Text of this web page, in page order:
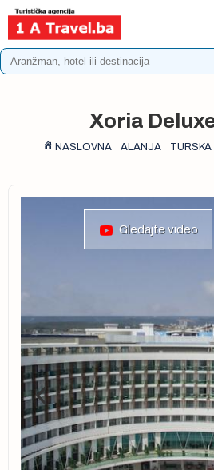
Xoria
NASLOVNA ALANJA TURSKA
Gledajte video